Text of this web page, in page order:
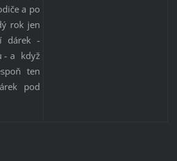
a po
rok jen
dárek -
- a když
ten
pod